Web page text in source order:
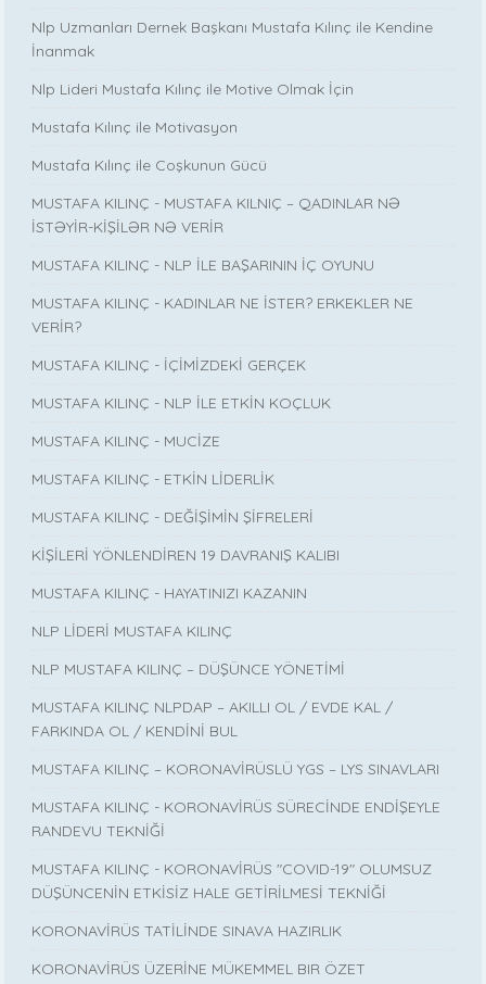
Nlp Uzmanları Dernek Başkanı Mustafa Kılınç ile Kendine
İnanmak
Nlp Lideri Mustafa Kılınç ile Motive Olmak İçin
Mustafa Kılınç ile Motivasyon
Mustafa Kılınç ile Coşkunun Gücü
MUSTAFA KILINÇ - MUSTAFA KILNIÇ – QADINLAR NƏ
İSTƏYİR-KİŞİLƏR NƏ VERİR
MUSTAFA KILINÇ - NLP İLE BAŞARININ İÇ OYUNU
MUSTAFA KILINÇ - KADINLAR NE İSTER? ERKEKLER NE
VERİR?
MUSTAFA KILINÇ - İÇİMİZDEKİ GERÇEK
MUSTAFA KILINÇ - NLP İLE ETKİN KOÇLUK
MUSTAFA KILINÇ - MUCİZE
MUSTAFA KILINÇ - ETKİN LİDERLİK
MUSTAFA KILINÇ - DEĞİŞİMİN ŞİFRELERİ
KİŞİLERİ YÖNLENDİREN 19 DAVRANIŞ KALIBI
MUSTAFA KILINÇ - HAYATINIZI KAZANIN
NLP LİDERİ MUSTAFA KILINÇ
NLP MUSTAFA KILINÇ – DÜŞÜNCE YÖNETİMİ
MUSTAFA KILINÇ NLPDAP – AKILLI OL / EVDE KAL /
FARKINDA OL / KENDİNİ BUL
MUSTAFA KILINÇ – KORONAVİRÜSLÜ YGS – LYS SINAVLARI
MUSTAFA KILINÇ - KORONAVİRÜS SÜRECİNDE ENDİŞEYLE
RANDEVU TEKNİĞİ
MUSTAFA KILINÇ - KORONAVİRÜS "COVID-19" OLUMSUZ
DÜŞÜNCENİN ETKİSİZ HALE GETİRİLMESİ TEKNİĞİ
KORONAVİRÜS TATİLİNDE SINAVA HAZIRLIK
KORONAVİRÜS ÜZERİNE MÜKEMMEL BIR ÖZET